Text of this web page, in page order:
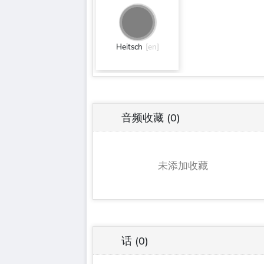
Heitsch [en]
音频收藏 (0)
未添加收藏
话 (0)